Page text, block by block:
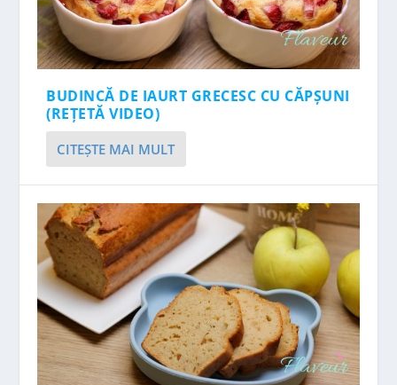
BUDINCĂ DE IAURT GRECESC CU CĂPȘUNI
(REȚETĂ VIDEO)
CITEŞTE MAI MULT